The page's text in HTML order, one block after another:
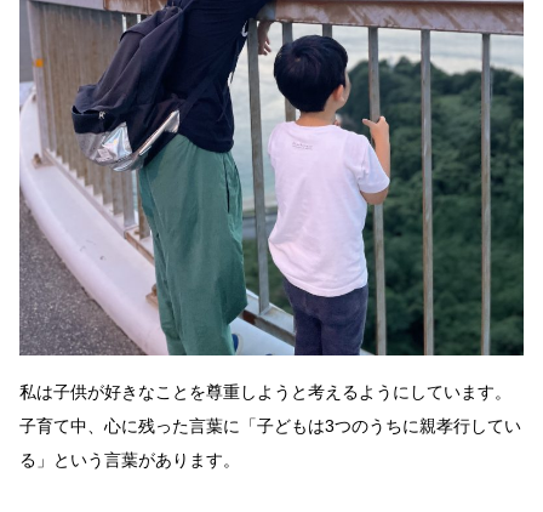
私は子供が好きなことを尊重しようと考えるようにしています。
子育て中、心に残った言葉に「子どもは3つのうちに親孝行してい
る」という言葉があります。